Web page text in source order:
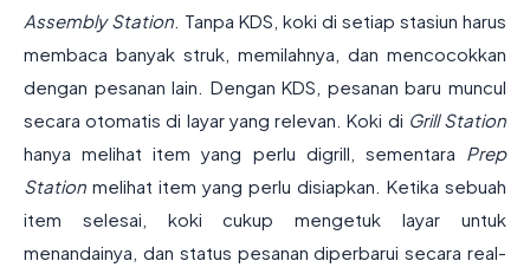
Assembly Station . Tanpa KDS, koki di setiap stasiun harus
membaca banyak struk, memilahnya, dan mencocokkan
dengan pesanan lain. Dengan KDS, pesanan baru muncul
secara otomatis di layar yang relevan. Koki di Grill Station
hanya melihat item yang perlu digrill, sementara Prep
Station melihat item yang perlu disiapkan. Ketika sebuah
item selesai, koki cukup mengetuk layar untuk
menandainya, dan status pesanan diperbarui secara real-